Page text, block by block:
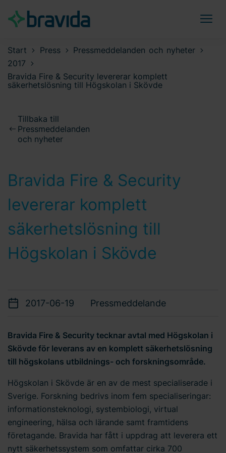
Start Press
Pressmeddelanden och nyheter
2017
Bravida Fire & Security levererar komplett
säkerhetslösning till Högskolan i Skövde
Tillbaka till
Pressmeddelanden
och nyheter
Bravida Fire & Security
levererar komplett
säkerhetslösning till
Högskolan i Skövde
2017-06-19 Pressmeddelande
Bravida Fire & Security tecknar avtal med Högskolan i
Skövde för leverans av en komplett säkerhetslösning
till högskolans utbildnings- och forskningsområde.
Högskolan i Skövde är en av de mest specialiserade i
Sverige. Forskning bedrivs inom fem specialiseringar:
informationsteknologi, systembiologi, virtual
engineering, hälsa och lärande samt framtidens
företagande. Bravida har fått i uppdrag att leverera ett
nytt säkerhetssystem som omfattar cirka 700